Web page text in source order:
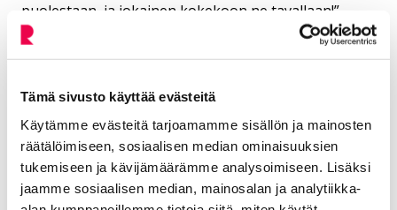
Tämä sivusto käyttää evästeitä
Käytämme evästeitä tarjoamamme sisällön ja mainosten
räätälöimiseen, sosiaalisen median ominaisuuksien
tukemiseen ja kävijämäärämme analysoimiseen. Lisäksi
jaamme sosiaalisen median, mainosalan ja analytiikka-
puolestaan, ja jokainen kokekoon ne tavallaan!”
Vesivärejä Wähäjärven
kokoelmasta
Riihimäen Taidemuseon perustan muodostaa
Tatjana ja Pentti Wähäjärven mittava taide- ja
antiikkikokoelma. Kokoelmanäyttelyyn on nyt